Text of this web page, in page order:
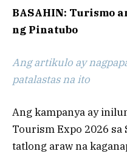
BASAHIN: Turismo
ng Pinatubo
Ang artikulo ay
patalastas na ito
Ang kampanya ay
Tourism Expo 2026 sa
tatlong araw na